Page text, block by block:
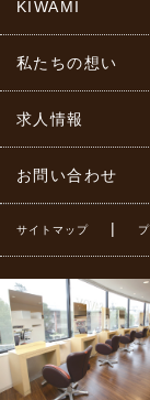
KIWAMI
私たちの想い
求人情報
お問い合わせ
サイトマップ |